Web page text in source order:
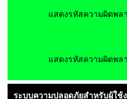
แสดงรหัสความผิดพล
แสดงรหัสความผิดพล
ระบบความปลอดภัยสำหรับผู้ใช้